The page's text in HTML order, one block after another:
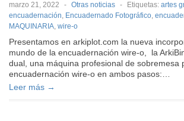
marzo 21, 2022 - Otras noticias - Etiquetas: artes
encuadernación, Encuadernado Fotográfico,
MAQUINARIA, wire-o
Presentamos en arkiplot.com la nueva
mundo de la encuadernación wire-o, la
dual, una máquina profesional de sobremesa
encuadernación wire-o en ambos pasos:…
Leer más →